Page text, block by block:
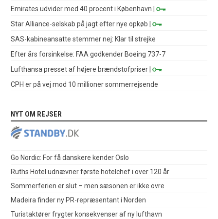
Emirates udvider med 40 procent i København |
Star Alliance-selskab på jagt efter nye opkøb |
SAS-kabineansatte stemmer nej: Klar til strejke
Efter års forsinkelse: FAA godkender Boeing 737-7
Lufthansa presset af højere brændstofpriser |
CPH er på vej mod 10 millioner sommerrejsende
NYT OM REJSER
Go Nordic: For få danskere kender Oslo
Ruths Hotel udnævner første hotelchef i over 120 år
Sommerferien er slut – men sæsonen er ikke ovre
Madeira finder ny PR-repræsentant i Norden
Turistaktører frygter konsekvenser af ny lufthavn